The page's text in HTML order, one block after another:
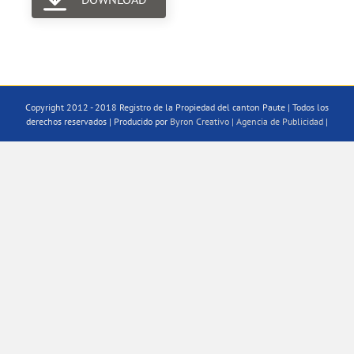
Copyright 2012 - 2018 Registro de la Propiedad del canton Paute | Todos los
derechos reservados | Producido por Byron Creativo | Agencia de Publicidad |